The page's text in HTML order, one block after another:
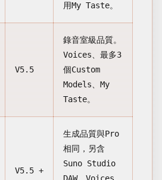
用My Taste。
V5.5
錄音室級品質。
Voices、最多3
個Custom
Models、My
Taste。
V5.5 +
生成品質與Pro
相同，另含
Suno Studio